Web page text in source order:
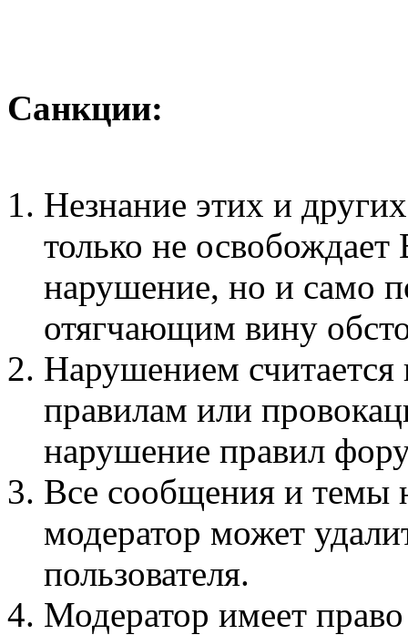
Санкции:
Незнание этих и
только не освобождает
нарушение, но и само
отягчающим вину
Нарушением считается
правилам или
нарушение правил
Все сообщения и темы
модератор может
пользователя.
Модератор имеет